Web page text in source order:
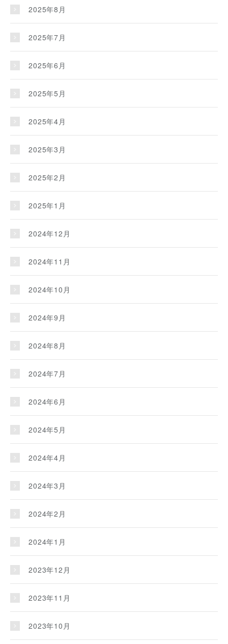
2025年8月
2025年7月
2025年6月
2025年5月
2025年4月
2025年3月
2025年2月
2025年1月
2024年12月
2024年11月
2024年10月
2024年9月
2024年8月
2024年7月
2024年6月
2024年5月
2024年4月
2024年3月
2024年2月
2024年1月
2023年12月
2023年11月
2023年10月